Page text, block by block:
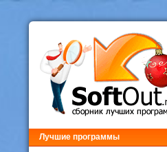
Лучшие программы